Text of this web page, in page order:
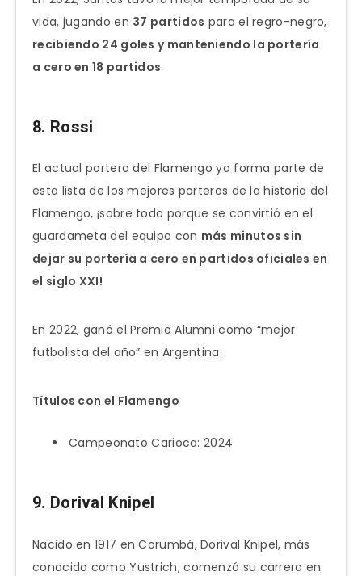
vida, jugando en 37 partidos para el regro-negro,
recibiendo 24 goles y manteniendo la portería
a cero en 18 partidos.
8. Rossi
El actual portero del Flamengo ya forma parte de
esta lista de los mejores porteros de la historia del
Flamengo, ¡sobre todo porque se convirtió en el
guardameta del equipo con más minutos sin
dejar su portería a cero en partidos oficiales en
el siglo XXI!
En 2022, ganó el Premio Alumni como “mejor
futbolista del año” en Argentina.
Títulos con el Flamengo
Campeonato Carioca: 2024
9. Dorival Knipel
Nacido en 1917 en Corumbá, Dorival Knipel, más
conocido como Yustrich, comenzó su carrera en